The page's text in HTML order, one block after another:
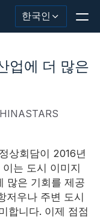
한국인
업에 더 많은
상회담이 2016년
는 도시 이미지
많은 기회를 제공
저우나 주변 도시
합니다. 이제 점점